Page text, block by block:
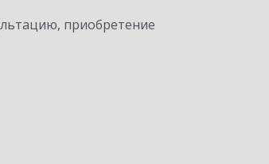
приобретение